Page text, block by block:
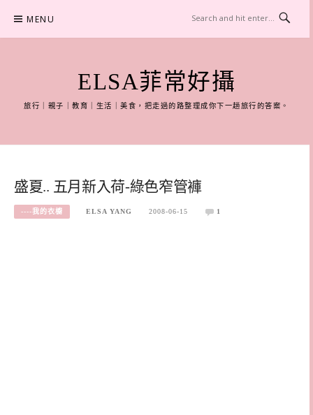
content
MENU
ELSA菲常好攝
旅行｜親子｜教育｜生活｜美食，把走過的路整理成你下一趟旅行的答案。
盛夏.. 五月新入荷-綠色窄管褲
----我的衣櫥 ELSA YANG 2008-06-15 1